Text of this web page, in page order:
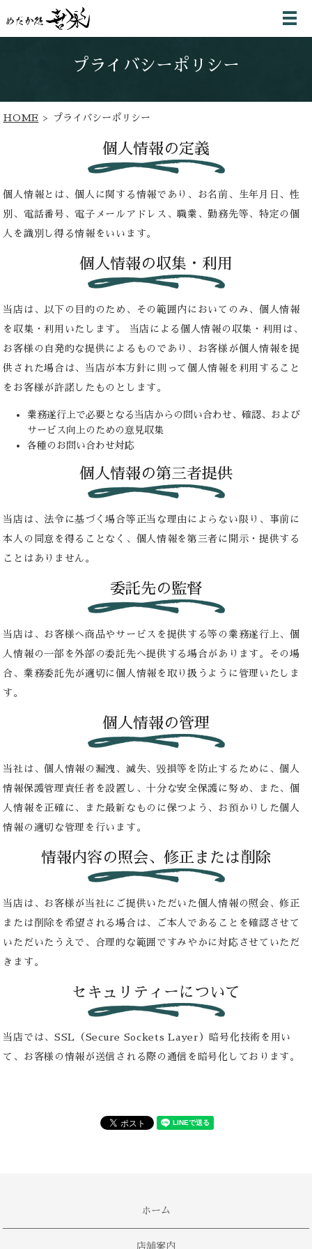
プライバシーポリシー
HOME プライバシーポリシー
個人情報の定義
個人情報とは、個人に関する情報であり、お名前、生年月日、性
別、電話番号、電子メールアドレス、職業、勤務先等、特定の個
人を識別し得る情報をいいます。
個人情報の収集・利用
当店は、以下の目的のため、その範囲内においてのみ、個人情報
を収集・利用いたします。 当店による個人情報の収集・利用は、
お客様の自発的な提供によるものであり、お客様が個人情報を提
供された場合は、当店が本方針に則って個人情報を利用すること
をお客様が許諾したものとします。
業務遂行上で必要となる当店からの問い合わせ、確認、および
サービス向上のための意見収集
各種のお問い合わせ対応
個人情報の第三者提供
当店は、法令に基づく場合等正当な理由によらない限り、事前に
本人の同意を得ることなく、個人情報を第三者に開示・提供する
ことはありません。
委託先の監督
当店は、お客様へ商品やサービスを提供する等の業務遂行上、個
人情報の一部を外部の委託先へ提供する場合があります。その場
合、業務委託先が適切に個人情報を取り扱うように管理いたしま
す。
個人情報の管理
当社は、個人情報の漏洩、滅失、毀損等を防止するために、個人
情報保護管理責任者を設置し、十分な安全保護に努め、また、個
人情報を正確に、また最新なものに保つよう、お預かりした個人
情報の適切な管理を行います。
情報内容の照会、修正または削除
当店は、お客様が当社にご提供いただいた個人情報の照会、修正
または削除を希望される場合は、ご本人であることを確認させて
いただいたうえで、合理的な範囲ですみやかに対応させていただ
きます。
セキュリティーについて
当店では、SSL（Secure Sockets Layer）暗号化技術を用い
て、お客様の情報が送信される際の通信を暗号化しております。
ホーム
店舗案内